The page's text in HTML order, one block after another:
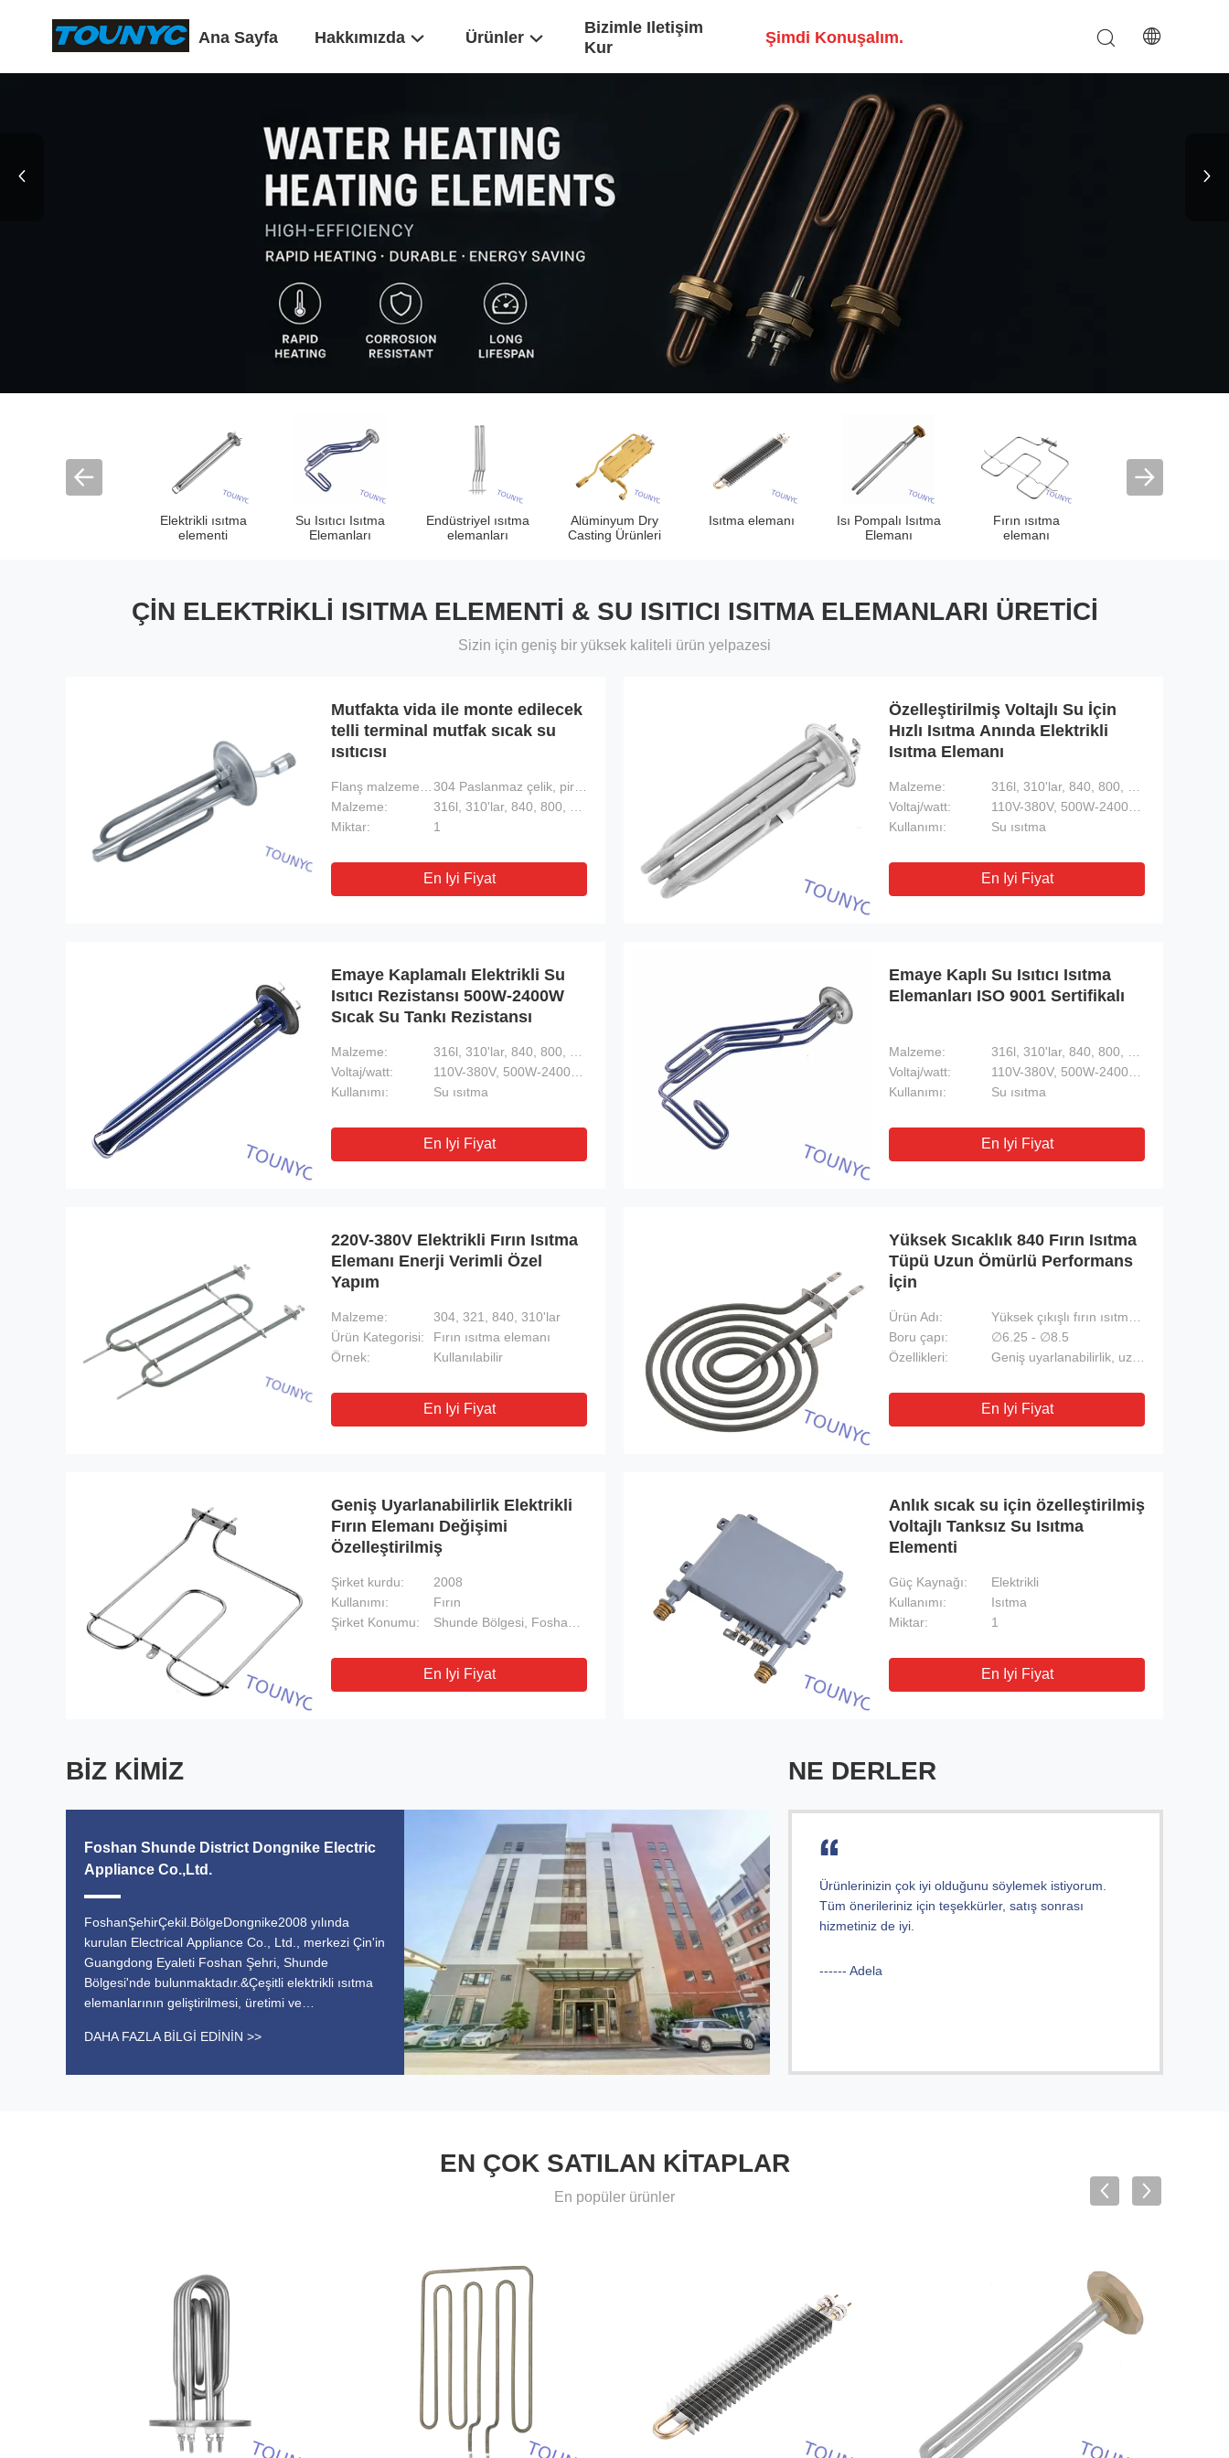
Ana Sayfa Hakkımızda Ürünler
Bizimle Iletişim
Kur
Şimdi Konuşalım.
Elektrikli ısıtma
elementi
Su Isıtıcı Isıtma
Elemanları
Endüstriyel ısıtma
elemanları
Alüminyum Dry
Casting Ürünleri
Isıtma elemanı
Isı Pompalı Isıtma
Elemanı
Fırın ısıtma
elemanı
ÇIN ELEKTRIKLI ISITMA ELEMENTI & SU ISITICI ISITMA ELEMANLARI ÜRETICI
Sizin için geniş bir yüksek kaliteli ürün yelpazesi
Mutfakta vida ile monte edilecek
telli terminal mutfak sıcak su
ısıtıcısı
Flanş malzemeleri:
304 Paslanmaz çelik, pirinç
Malzeme:
316l, 310'lar, 840, 800, bakır
Miktar:
1
En Iyi Fiyat
Özelleştirilmiş Voltajlı Su İçin
Hızlı Isıtma Anında Elektrikli
Isıtma Elemanı
Malzeme:
316l, 310'lar, 840, 800, bakır
Voltaj/watt:
110V-380V, 500W-2400W (Özelleştirilmiş)
Kullanımı:
Su ısıtma
En Iyi Fiyat
Emaye Kaplamalı Elektrikli Su
Isıtıcı Rezistansı 500W-2400W
Sıcak Su Tankı Rezistansı
Malzeme:
316l, 310'lar, 840, 800, bakır
Voltaj/watt:
110V-380V, 500W-2400W (Özelleştirilmiş)
Kullanımı:
Su ısıtma
En Iyi Fiyat
Emaye Kaplı Su Isıtıcı Isıtma
Elemanları ISO 9001 Sertifikalı
Malzeme:
316l, 310'lar, 840, 800, bakır
Voltaj/watt:
110V-380V, 500W-2400W (Özelleştirilmiş)
Kullanımı:
Su ısıtma
En Iyi Fiyat
220V-380V Elektrikli Fırın Isıtma
Elemanı Enerji Verimli Özel
Yapım
Malzeme:
304, 321, 840, 310'lar
Ürün Kategorisi:
Fırın ısıtma elemanı
Örnek:
Kullanılabilir
En Iyi Fiyat
Yüksek Sıcaklık 840 Fırın Isıtma
Tüpü Uzun Ömürlü Performans
İçin
Ürün Adı:
Yüksek çıkışlı fırın ısıtma tüpleri-endüstriyel pişirme için optimal
Boru çapı:
∅6.25 - ∅8.5
Özellikleri:
Geniş uyarlanabilirlik, uzun ömürlü performans
En Iyi Fiyat
Geniş Uyarlanabilirlik Elektrikli
Fırın Elemanı Değişimi
Özelleştirilmiş
Şirket kurdu:
2008
Kullanımı:
Fırın
Şirket Konumu:
Shunde Bölgesi, Foshan City, Guangdong Eyaleti, Çin
En Iyi Fiyat
Anlık sıcak su için özelleştirilmiş
Voltajlı Tanksız Su Isıtma
Elementi
Güç Kaynağı:
Elektrikli
Kullanımı:
Isıtma
Miktar:
1
En Iyi Fiyat
BIZ KIMIZ
Foshan Shunde District Dongnike Electric
Appliance Co.,Ltd.
FoshanŞehirÇekil.BölgeDongnike2008 yılında
kurulan Electrical Appliance Co., Ltd., merkezi Çin'in
Guangdong Eyaleti Foshan Şehri, Shunde
Bölgesi'nde bulunmaktadır.&Çeşitli elektrikli ısıtma
elemanlarının geliştirilmesi, üretimi ve
ve güvenilir çözümler sunmak için adanmış.Teknik
DAHA FAZLA BILGI EDININ >>
NE DERLER
Ürünlerinizin çok iyi olduğunu söylemek istiyorum.
Tüm önerileriniz için teşekkürler, satış sonrası
hizmetiniz de iyi.
------ Adela
EN ÇOK SATILAN KITAPLAR
En popüler ürünler